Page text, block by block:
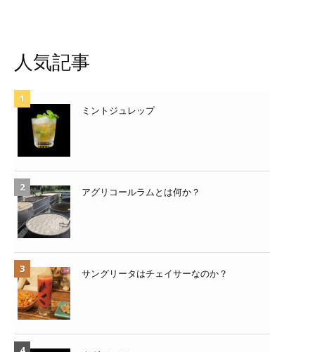
人気記事
ミントジュレップ
アグリコールラムとは何か？
サングリータはチェイサーなのか？